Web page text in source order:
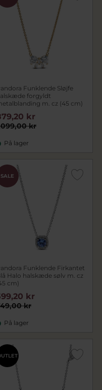
Funklende Sløjfe
forgyldt
m. cz (45 cm)
kr
kr
På lager
SALE
Funklende Firkantet
Halo halskæde sølv m. cz
cm)
kr
kr
På lager